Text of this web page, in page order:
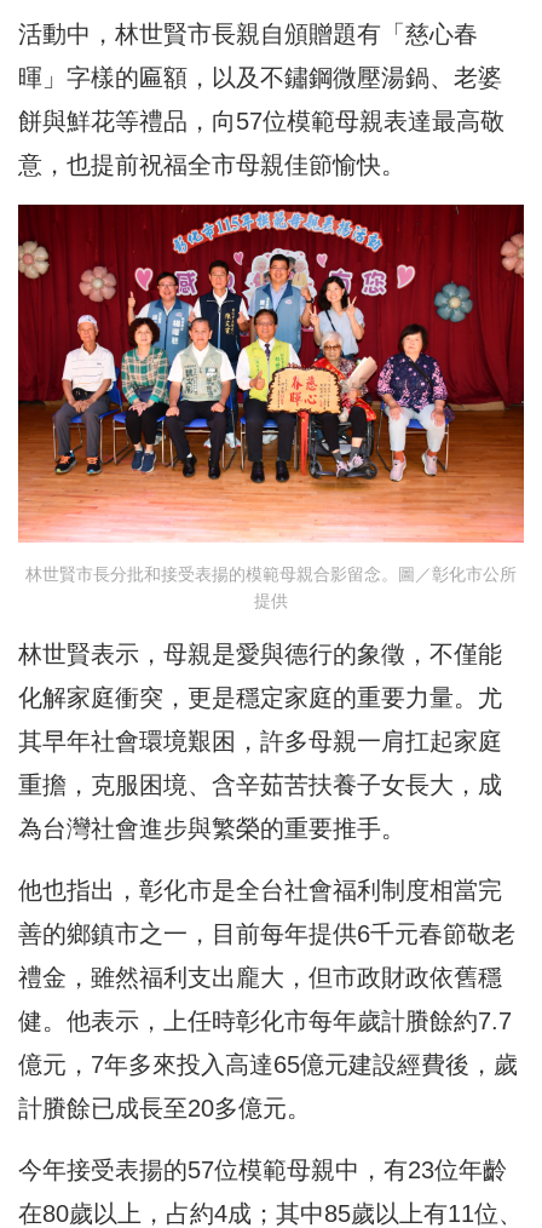
活動中，林世賢市長親自頒贈題有「慈心春
暉」字樣的匾額，以及不鏽鋼微壓湯鍋、老婆
餅與鮮花等禮品，向57位模範母親表達最高敬
意，也提前祝福全市母親佳節愉快。
林世賢市長分批和接受表揚的模範母親合影留念。圖／彰化市公所
提供
林世賢表示，母親是愛與德行的象徵，不僅能
化解家庭衝突，更是穩定家庭的重要力量。尤
其早年社會環境艱困，許多母親一肩扛起家庭
重擔，克服困境、含辛茹苦扶養子女長大，成
為台灣社會進步與繁榮的重要推手。
他也指出，彰化市是全台社會福利制度相當完
善的鄉鎮市之一，目前每年提供6千元春節敬老
禮金，雖然福利支出龐大，但市政財政依舊穩
健。他表示，上任時彰化市每年歲計賸餘約7.7
億元，7年多來投入高達65億元建設經費後，歲
計賸餘已成長至20多億元。
今年接受表揚的57位模範母親中，有23位年齡
在80歲以上，占約4成；其中85歲以上有11位、